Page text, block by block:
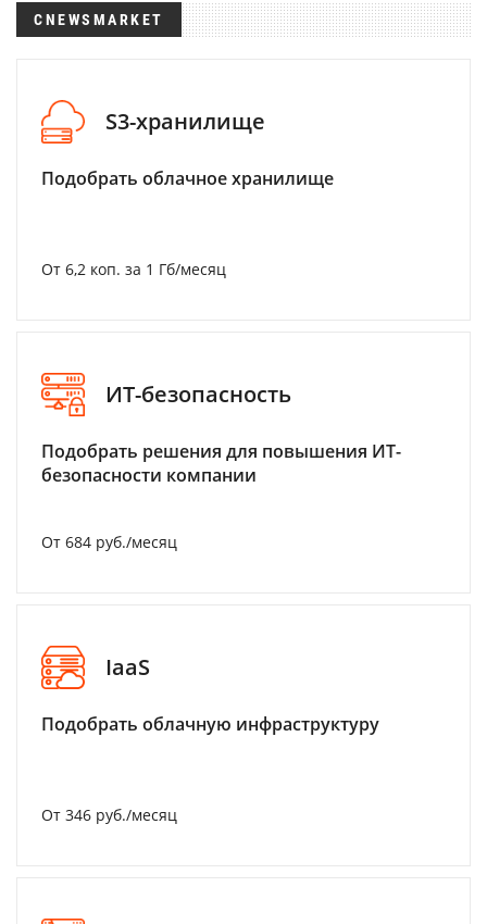
CNEWSMARKET
S3-хранилище
Подобрать облачное хранилище
От 6,2 коп. за 1 Гб/месяц
ИТ-безопасность
Подобрать решения для повышения ИТ-
безопасности компании
От 684 руб./месяц
IaaS
Подобрать облачную инфраструктуру
От 346 руб./месяц